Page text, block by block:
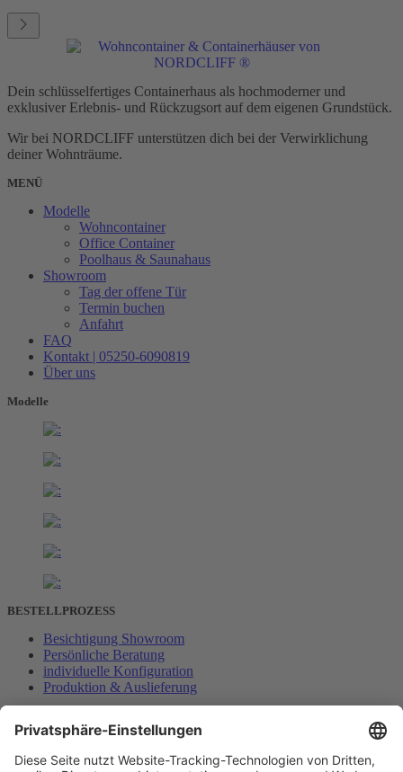
Dein schlüsselfertiges Containerhaus als hochmoderner und
exklusiver Erlebnis- und Rückzugsort auf dem eigenen Grundstück.
Wir bei NORDCLIFF unterstützen dich bei der Verwirklichung
deiner Wohnträume.
MENÜ
Modelle
Wohncontainer
Office Container
Poolhaus & Saunahaus
Showroom
Tag der offene Tür
Termin buchen
Anfahrt
FAQ
Kontakt | 05250-6090819
Über uns
Modelle
BESTELLPROZESS
Besichtigung Showroom
Persönliche Beratung
individuelle Konfiguration
Produktion & Auslieferung
Datenschutz